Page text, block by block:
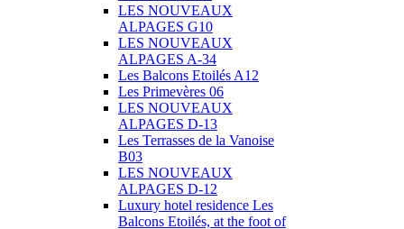
LES NOUVEAUX
ALPAGES G10
LES NOUVEAUX
ALPAGES A-34
Les Balcons Etoilés A12
Les Primevères 06
LES NOUVEAUX
ALPAGES D-13
Les Terrasses de la Vanoise
B03
LES NOUVEAUX
ALPAGES D-12
Luxury hotel residence Les
Balcons Etoilés, at the foot of